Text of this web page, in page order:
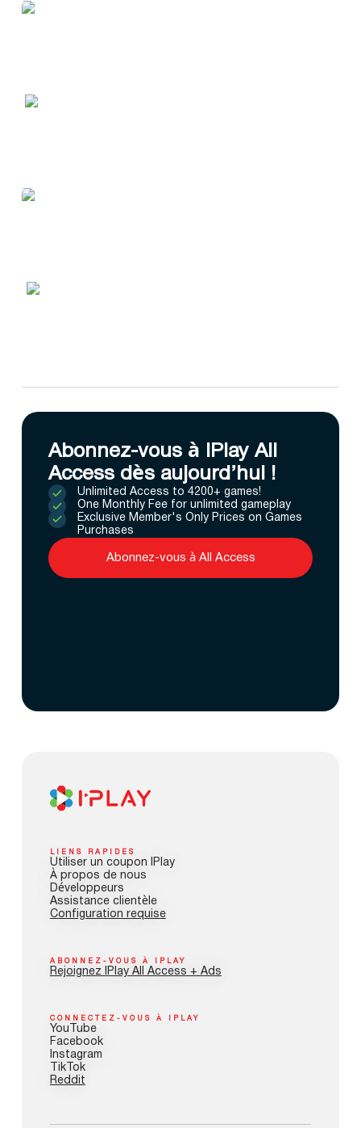
Abonnez-vous à IPlay All
Access dès aujourd’hui !
Unlimited Access to 4200+ games!
One Monthly Fee for unlimited gameplay
Exclusive Member's Only Prices on Games
Purchases
Abonnez-vous à All Access
LIENS RAPIDES
Utiliser un coupon IPlay
À propos de nous
Développeurs
Assistance clientèle
Configuration requise
ABONNEZ-VOUS À IPLAY
Rejoignez IPlay All Access + Ads
CONNECTEZ-VOUS À IPLAY
YouTube
Facebook
Instagram
TikTok
Reddit